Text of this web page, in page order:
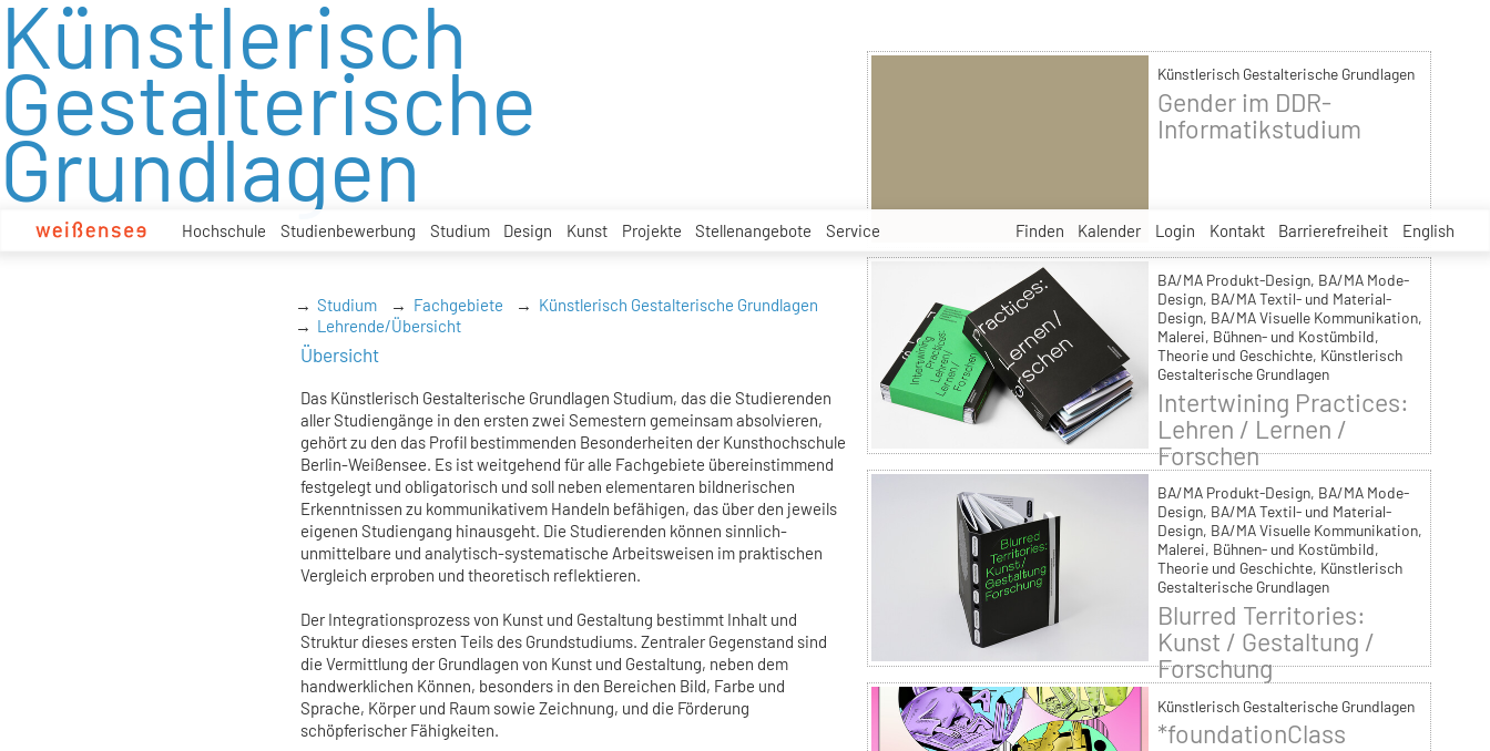
zum
Inhalt
Hochschule Studienbewerbung Studium Design Kunst Projekte Stellenangebote Service Finden Kalender Login Kontakt Barrierefreiheit English
Künstlerisch
Gestalterische
Grundlagen
Studium Fachgebiete
Künstlerisch Gestalterische Grundlagen
Lehrende/Übersicht
Übersicht
Das Künstlerisch Gestalterische Grundlagen Studium, das die Studierenden
aller Studiengänge in den ersten zwei Semestern gemeinsam absolvieren,
gehört zu den das Profil bestimmenden Besonderheiten der Kunsthochschule
Berlin-Weißensee. Es ist weitgehend für alle Fachgebiete übereinstimmend
festgelegt und obligatorisch und soll neben elementaren bildnerischen
Erkenntnissen zu kommunikativem Handeln befähigen, das über den jeweils
eigenen Studiengang hinausgeht. Die Studierenden können sinnlich-
unmittelbare und analytisch-systematische Arbeitsweisen im praktischen
Vergleich erproben und theoretisch reflektieren.
Der Integrationsprozess von Kunst und Gestaltung bestimmt Inhalt und
Struktur dieses ersten Teils des Grundstudiums. Zentraler Gegenstand sind
die Vermittlung der Grundlagen von Kunst und Gestaltung, neben dem
handwerklichen Können, besonders in den Bereichen Bild, Farbe und
Sprache, Körper und Raum sowie Zeichnung, und die Förderung
schöpferischer Fähigkeiten.
Künstlerisch Gestalterische Grundlagen
Gender im DDR-
Informatikstudium
BA/MA Produkt-Design, BA/MA Mode-
Design, BA/MA Textil- und Material-
Design, BA/MA Visuelle Kommunikation,
Malerei, Bühnen- und Kostümbild,
Theorie und Geschichte, Künstlerisch
Gestalterische Grundlagen
Intertwining Practices:
Lehren / Lernen /
Forschen
BA/MA Produkt-Design, BA/MA Mode-
Design, BA/MA Textil- und Material-
Design, BA/MA Visuelle Kommunikation,
Malerei, Bühnen- und Kostümbild,
Theorie und Geschichte, Künstlerisch
Gestalterische Grundlagen
Blurred Territories:
Kunst / Gestaltung /
Forschung
Künstlerisch Gestalterische Grundlagen
*foundationClass